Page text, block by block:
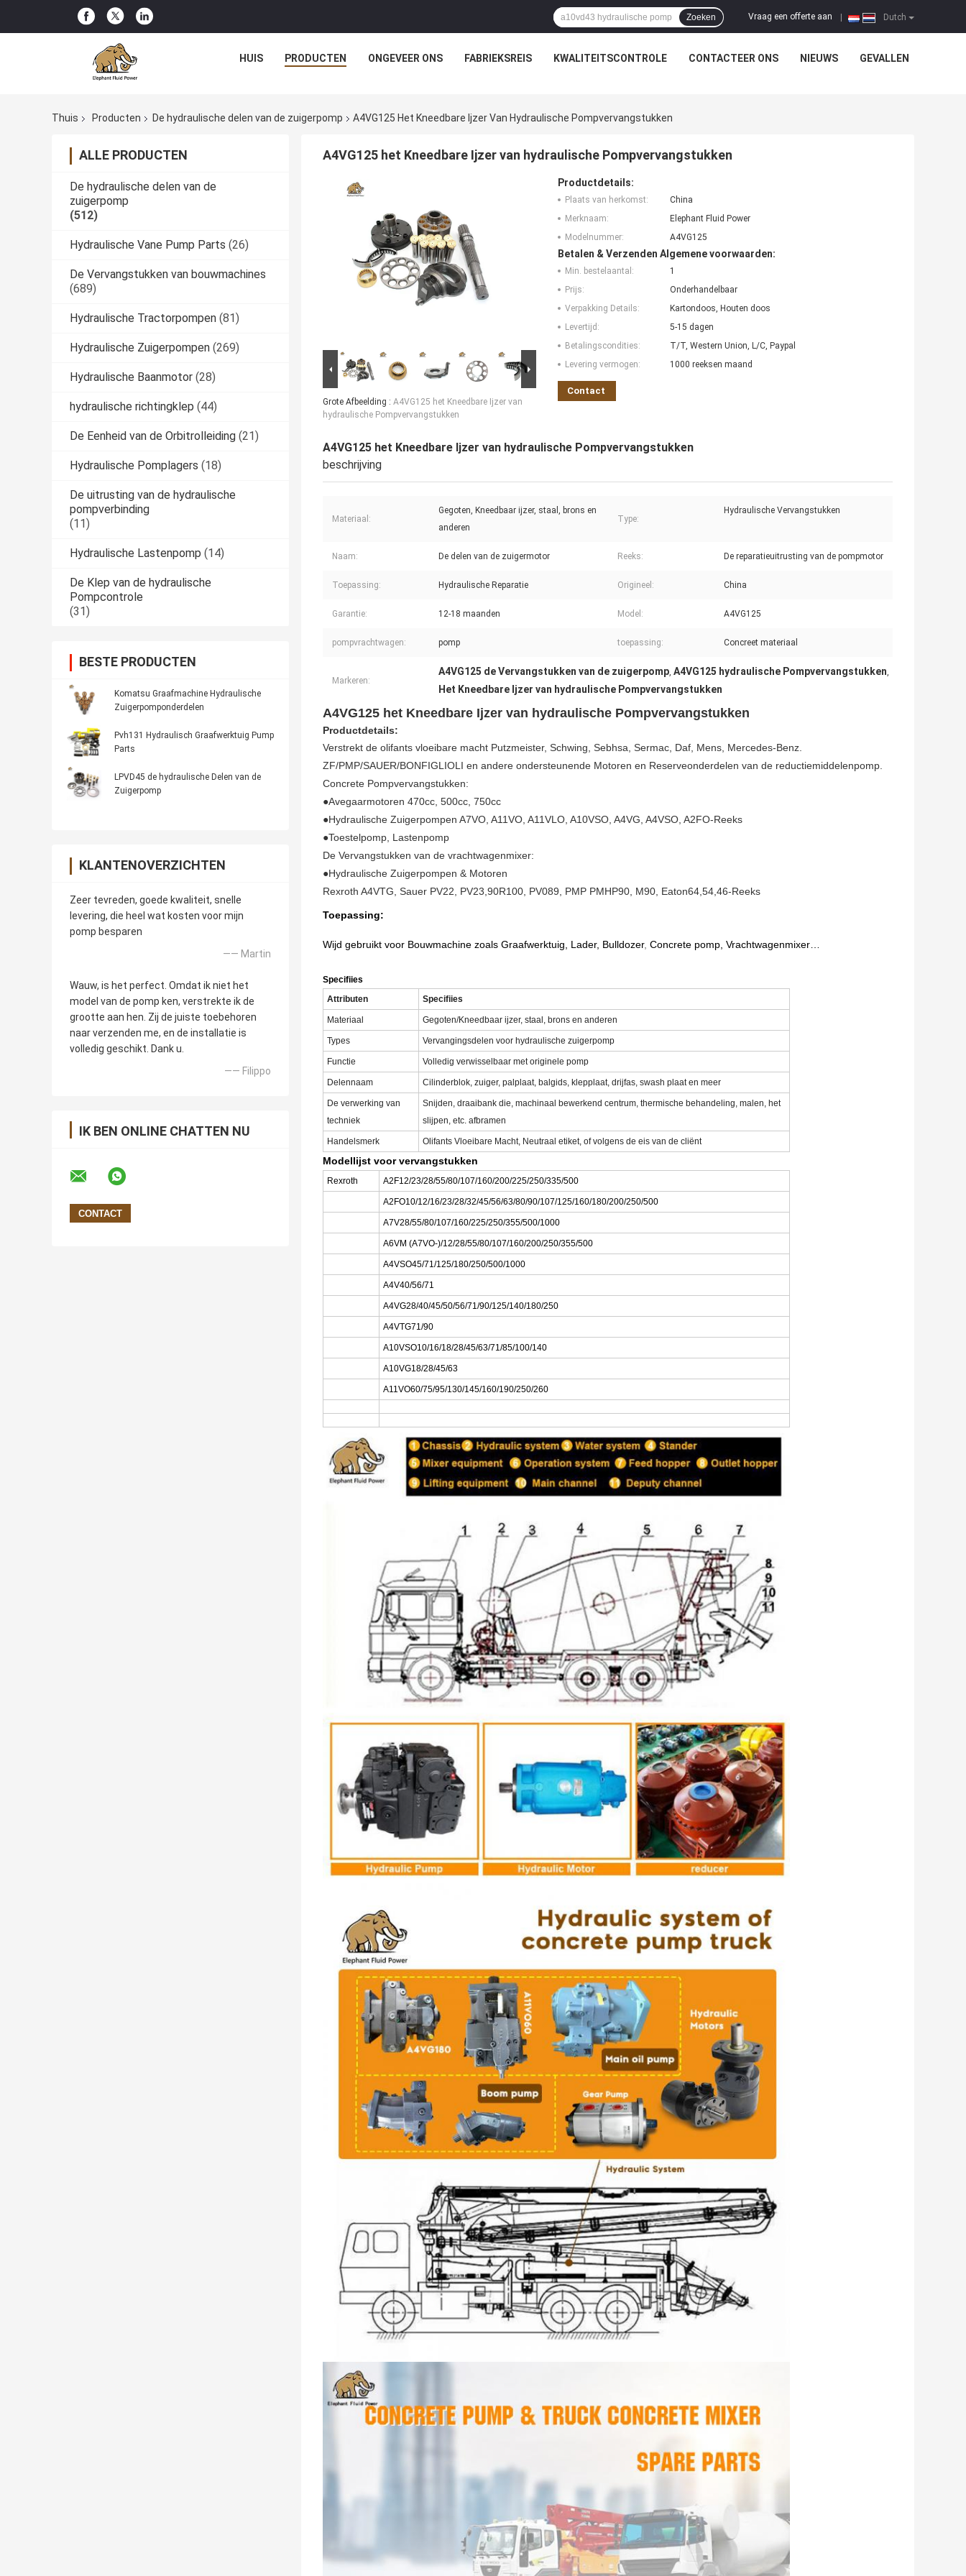
Dutch
Vraag een offerte aan
Zoeken
HUIS PRODUCTEN ONGEVEER ONS FABRIEKSREIS KWALITEITSCONTROLE CONTACTEER ONS NIEUWS GEVALLEN
Thuis Producten De hydraulische delen van de zuigerpomp A4VG125 Het Kneedbare Ijzer Van Hydraulische Pompvervangstukken
ALLE PRODUCTEN
De hydraulische delen van de
zuigerpomp
(512)
Hydraulische Vane Pump Parts (26)
De Vervangstukken van bouwmachines
(689)
Hydraulische Tractorpompen (81)
Hydraulische Zuigerpompen (269)
Hydraulische Baanmotor (28)
hydraulische richtingklep (44)
De Eenheid van de Orbitrolleiding (21)
Hydraulische Pomplagers (18)
De uitrusting van de hydraulische
pompverbinding
(11)
Hydraulische Lastenpomp (14)
De Klep van de hydraulische
Pompcontrole
(31)
BESTE PRODUCTEN
Komatsu Graafmachine Hydraulische
Zuigerpomponderdelen
Pvh131 Hydraulisch Graafwerktuig Pump
Parts
LPVD45 de hydraulische Delen van de
Zuigerpomp
KLANTENOVERZICHTEN
Zeer tevreden, goede kwaliteit, snelle
levering, die heel wat kosten voor mijn
pomp besparen
—— Martin
Wauw, is het perfect. Omdat ik niet het
model van de pomp ken, verstrekte ik de
grootte aan hen. Zij de juiste toebehoren
naar verzenden me, en de installatie is
volledig geschikt. Dank u.
—— Filippo
IK BEN ONLINE CHATTEN NU
A4VG125 het Kneedbare Ijzer van hydraulische Pompvervangstukken
Grote Afbeelding : A4VG125 het Kneedbare Ijzer van
hydraulische Pompvervangstukken
Productdetails:
Plaats van herkomst:
China
Merknaam:
Elephant Fluid Power
Modelnummer:
A4VG125
Betalen & Verzenden Algemene voorwaarden:
Min. bestelaantal:
1
Prijs:
Onderhandelbaar
Verpakking Details:
Kartondoos, Houten doos
Levertijd:
5-15 dagen
Betalingscondities:
T/T, Western Union, L/C, Paypal
Levering vermogen:
1000 reeksen maand
Contact
A4VG125 het Kneedbare Ijzer van hydraulische Pompvervangstukken
beschrijving
Materiaal:
Gegoten, Kneedbaar ijzer, staal, brons en
anderen
Type:
Hydraulische Vervangstukken
Naam: De delen van de zuigermotor Reeks: De reparatieuitrusting van de pompmotor
Toepassing: Hydraulische Reparatie Origineel: China
Garantie: 12-18 maanden Model: A4VG125
pompvrachtwagen: pomp toepassing: Concreet materiaal
Markeren:
A4VG125 de Vervangstukken van de zuigerpomp, A4VG125 hydraulische Pompvervangstukken,
Het Kneedbare Ijzer van hydraulische Pompvervangstukken
A4VG125 het Kneedbare Ijzer van hydraulische Pompvervangstukken
Productdetails:
Verstrekt de olifants vloeibare macht Putzmeister, Schwing, Sebhsa, Sermac, Daf, Mens, Mercedes-Benz.
ZF/PMP/SAUER/BONFIGLIOLI en andere ondersteunende Motoren en Reserveonderdelen van de reductiemiddelenpomp.
Concrete Pompvervangstukken:
●Avegaarmotoren 470cc, 500cc, 750cc
●Hydraulische Zuigerpompen A7VO, A11VO, A11VLO, A10VSO, A4VG, A4VSO, A2FO-Reeks
●Toestelpomp, Lastenpomp
De Vervangstukken van de vrachtwagenmixer:
●Hydraulische Zuigerpompen & Motoren
Rexroth A4VTG, Sauer PV22, PV23,90R100, PV089, PMP PMHP90, M90, Eaton64,54,46-Reeks
Toepassing:
Wijd gebruikt voor Bouwmachine zoals Graafwerktuig, Lader, Bulldozer, Concrete pomp, Vrachtwagenmixer…
Specifiies
Attributen
Specifiies
Materiaal Gegoten/Kneedbaar ijzer, staal, brons en anderen
Types Vervangingsdelen voor hydraulische zuigerpomp
Functie Volledig verwisselbaar met originele pomp
Delennaam Cilinderblok, zuiger, palplaat, balgids, klepplaat, drijfas, swash plaat en meer
De verwerking van
techniek
Snijden, draaibank die, machinaal bewerkend centrum, thermische behandeling, malen, het
slijpen, etc. afbramen
Handelsmerk Olifants Vloeibare Macht, Neutraal etiket, of volgens de eis van de cliënt
Modellijst voor vervangstukken
Rexroth A2F12/23/28/55/80/107/160/200/225/250/335/500
A2FO10/12/16/23/28/32/45/56/63/80/90/107/125/160/180/200/250/500
A7V28/55/80/107/160/225/250/355/500/1000
A6VM (A7VO-)/12/28/55/80/107/160/200/250/355/500
A4VSO45/71/125/180/250/500/1000
A4V40/56/71
A4VG28/40/45/50/56/71/90/125/140/180/250
A4VTG71/90
A10VSO10/16/18/28/45/63/71/85/100/140
A10VG18/28/45/63
A11VO60/75/95/130/145/160/190/250/260